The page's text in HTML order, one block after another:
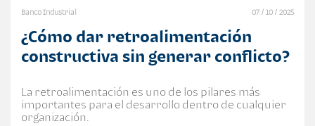
Banco Industrial 07 / 10 / 2025
¿Cómo dar retroalimentación
constructiva sin generar conflicto?
La retroalimentación es uno de los pilares más
importantes para el desarrollo dentro de cualquier
organización.